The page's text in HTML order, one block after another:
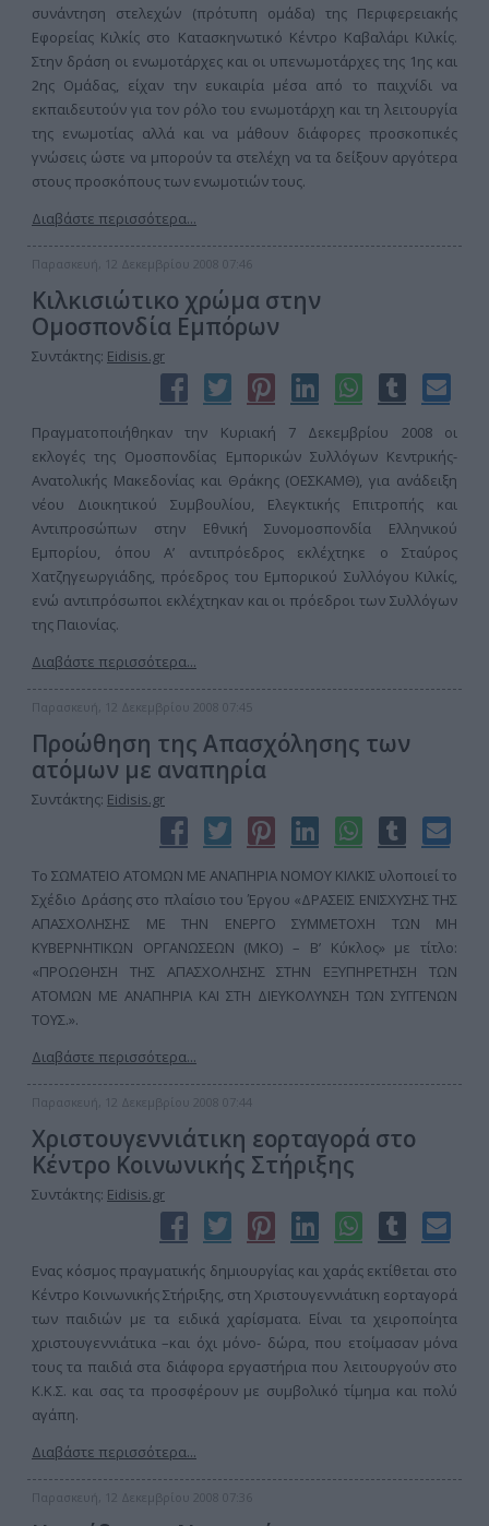
συνάντηση στελεχών (πρότυπη ομάδα) της Περιφερειακής
Εφορείας Κιλκίς στο Κατασκηνωτικό Κέντρο Καβαλάρι Κιλκίς.
Στην δράση οι ενωμοτάρχες και οι υπενωμοτάρχες της 1ης και
2ης Ομάδας, είχαν την ευκαιρία μέσα από το παιχνίδι να
εκπαιδευτούν για τον ρόλο του ενωμοτάρχη και τη λειτουργία
της ενωμοτίας αλλά και να μάθουν διάφορες προσκοπικές
γνώσεις ώστε να μπορούν τα στελέχη να τα δείξουν αργότερα
στους προσκόπους των ενωμοτιών τους.
Διαβάστε περισσότερα...
Παρασκευή, 12 Δεκεμβρίου 2008 07:46
Κιλκισιώτικο χρώμα στην
Ομοσπονδία Εμπόρων
Συντάκτης: Eidisis.gr
Πραγματοποιήθηκαν την Κυριακή 7 Δεκεμβρίου 2008 οι
εκλογές της Ομοσπονδίας Εμπορικών Συλλόγων Κεντρικής-
Ανατολικής Μακεδονίας και Θράκης (ΟΕΣΚΑΜΘ), για ανάδειξη
νέου Διοικητικού Συμβουλίου, Ελεγκτικής Επιτροπής και
Αντιπροσώπων στην Εθνική Συνομοσπονδία Ελληνικού
Εμπορίου, όπου Α’ αντιπρόεδρος εκλέχτηκε ο Σταύρος
Χατζηγεωργιάδης, πρόεδρος του Εμπορικού Συλλόγου Κιλκίς,
ενώ αντιπρόσωποι εκλέχτηκαν και οι πρόεδροι των Συλλόγων
της Παιονίας.
Διαβάστε περισσότερα...
Παρασκευή, 12 Δεκεμβρίου 2008 07:45
Προώθηση της Απασχόλησης των
ατόμων με αναπηρία
Συντάκτης: Eidisis.gr
Το ΣΩΜΑΤΕΙΟ ΑΤΟΜΩΝ ΜΕ ΑΝΑΠΗΡΙΑ ΝΟΜΟΥ ΚΙΛΚΙΣ υλοποιεί το
Σχέδιο Δράσης στο πλαίσιο του Έργου «ΔΡΑΣΕΙΣ ΕΝΙΣΧΥΣΗΣ ΤΗΣ
ΑΠΑΣΧΟΛΗΣΗΣ ΜΕ ΤΗΝ ΕΝΕΡΓΟ ΣΥΜΜΕΤΟΧΗ ΤΩΝ ΜΗ
ΚΥΒΕΡΝΗΤΙΚΩΝ ΟΡΓΑΝΩΣΕΩΝ (ΜΚΟ) – Β’ Κύκλος» με τίτλο:
«ΠΡΟΩΘΗΣΗ ΤΗΣ ΑΠΑΣΧΟΛΗΣΗΣ ΣΤΗΝ ΕΞΥΠΗΡΕΤΗΣΗ ΤΩΝ
ΑΤΟΜΩΝ ΜΕ ΑΝΑΠΗΡΙΑ ΚΑΙ ΣΤΗ ΔΙΕΥΚΟΛΥΝΣΗ ΤΩΝ ΣΥΓΓΕΝΩΝ
ΤΟΥΣ.».
Διαβάστε περισσότερα...
Παρασκευή, 12 Δεκεμβρίου 2008 07:44
Χριστουγεννιάτικη εορταγορά στο
Κέντρο Κοινωνικής Στήριξης
Συντάκτης: Eidisis.gr
Ενας κόσμος πραγματικής δημιουργίας και χαράς εκτίθεται στο
Κέντρο Κοινωνικής Στήριξης, στη Χριστουγεννιάτικη εορταγορά
των παιδιών με τα ειδικά χαρίσματα. Είναι τα χειροποίητα
χριστουγεννιάτικα –και όχι μόνο- δώρα, που ετοίμασαν μόνα
τους τα παιδιά στα διάφορα εργαστήρια που λειτουργούν στο
Κ.Κ.Σ. και σας τα προσφέρουν με συμβολικό τίμημα και πολύ
αγάπη.
Διαβάστε περισσότερα...
Παρασκευή, 12 Δεκεμβρίου 2008 07:36